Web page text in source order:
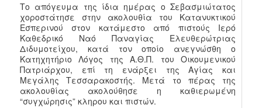
Το απόγευμα της ίδια ημέρας ο Σεβασμιώτατος
χοροστάτησε στην ακολουθία του Κατανυκτικού
Εσπερινού στον κατάμεστο από πιστούς Ιερό
Καθεδρικό Ναό Παναγίας Ελευθερώτριας
Διδυμοτείχου, κατά τον οποίο ανεγνώσθη ο
Κατηχητήριο Λόγος της Α.Θ.Π. του Οικουμενικού
Πατριάρχου, επί τη ενάρξει της Αγίας και
Μεγάλης Τεσσαρακοστής. Μετά το πέρας της
ακολουθίας ακολούθησε η καθιερωμένη
“συγχώρησις” κληρου και πιστών.